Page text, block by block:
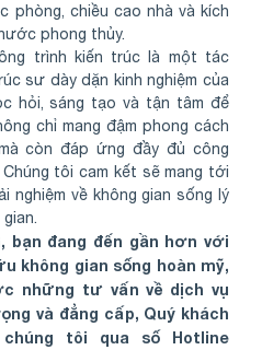
phòng, chiều cao nhà và kích
phong thủy.
trình kiến trúc là một tác
sư dày dặn kinh nghiệm của
hỏi, sáng tạo và tận tâm để
chỉ mang đậm phong cách
còn đáp ứng đầy đủ công
tôi cam kết sẽ mang tới
nghiệm về không gian sống lý
bạn đang đến gần hơn với
không gian sống hoàn mỹ,
những tư vấn về dịch vụ
và đẳng cấp, Quý khách
tôi qua số Hotline